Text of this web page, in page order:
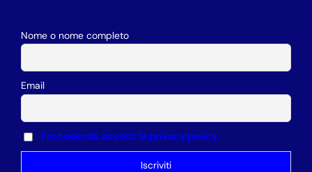
Nome o nome completo
Email
Procedendo accetti la privacy policy